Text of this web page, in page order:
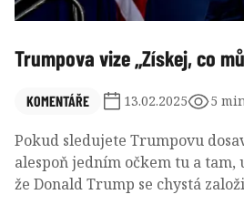
Trumpova vize „Získej, co
KOMENTÁŘE 13.02.2025 5
Pokud sledujete Trumpovu
alespoň jedním očkem tu a
že Donald Trump se chystá